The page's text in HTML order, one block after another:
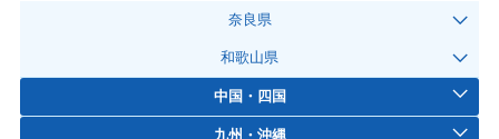
奈良県
和歌山県
中国・四国
九州・沖縄